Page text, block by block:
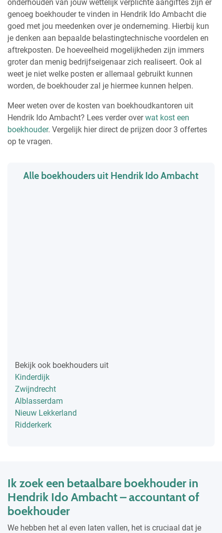
onderhouden van jouw wettelijk verplichte aangiftes zijn er
genoeg boekhouder te vinden in Hendrik Ido Ambacht die
goed met jou meedenken over je onderneming. Hierbij kun
je denken aan bepaalde belastingtechnische voordelen en
aftrekposten. De hoeveelheid mogelijkheden zijn immers
groter dan menig bedrijfseigenaar zich realiseert. Ook al
weet je niet welke posten er allemaal gebruikt kunnen
worden, de boekhouder zal je hiermee kunnen helpen.
Meer weten over de kosten van boekhoudkantoren uit
Hendrik Ido Ambacht? Lees verder overwat kost een
boekhouder. Vergelijk hier direct de prijzen door 3 offertes
op te vragen.
Alle boekhouders uit Hendrik Ido Ambacht
Bekijk ook boekhouders uit
Kinderdijk
Zwijndrecht
Alblasserdam
Nieuw Lekkerland
Ridderkerk
Ik zoek een betaalbare boekhouder in
Hendrik Ido Ambacht – accountant of
boekhouder
We hebben het al even laten vallen, het is cruciaal dat je